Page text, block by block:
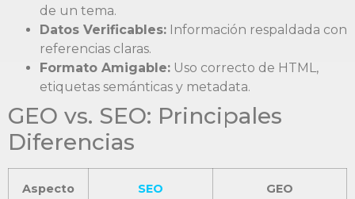
de un tema.
Datos Verificables: Información respaldada con
referencias claras.
Formato Amigable: Uso correcto de HTML,
etiquetas semánticas y metadata.
GEO vs. SEO: Principales
Diferencias
Aspecto SEO GEO